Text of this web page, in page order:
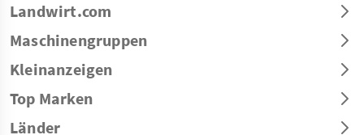
Landwirt.com
Maschinengruppen
Kleinanzeigen
Top Marken
Länder